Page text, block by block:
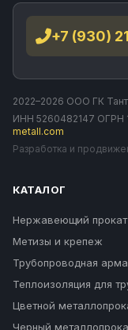
+7 (930)
2022–2026 ООО ГК
ИНН 5260482147 ОГРН
metall.com
Разработка и
КАТАЛОГ
Нержавеющий прокат
Метизы и крепеж
Трубопроводная
Теплоизоляция для
Цветной
Черный